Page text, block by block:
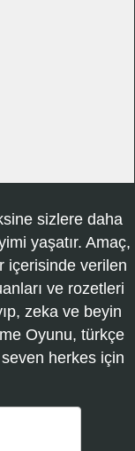
sizlere daha
yaşatır. Amaç,
içerisinde verilen
ve rozetleri
zeka ve beyin
Oyunu, türkçe
herkes için